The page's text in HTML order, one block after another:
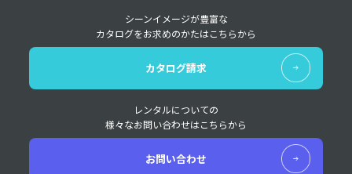
シーンイメージが豊富な
カタログをお求めのかたはこちらから
カタログ請求
レンタルについての
様々なお問い合わせはこちらから
お問い合わせ